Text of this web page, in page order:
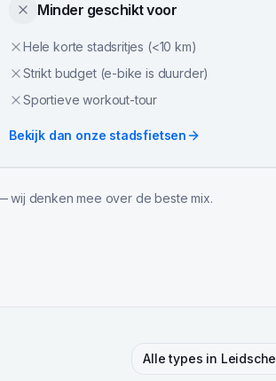
Minder geschikt voor
Hele korte stadsritjes (<10 km)
Strikt budget (e-bike is duurder)
Sportieve workout-tour
Bekijk dan onze stadsfietsen
wij denken mee over de beste mix.
Alle types in